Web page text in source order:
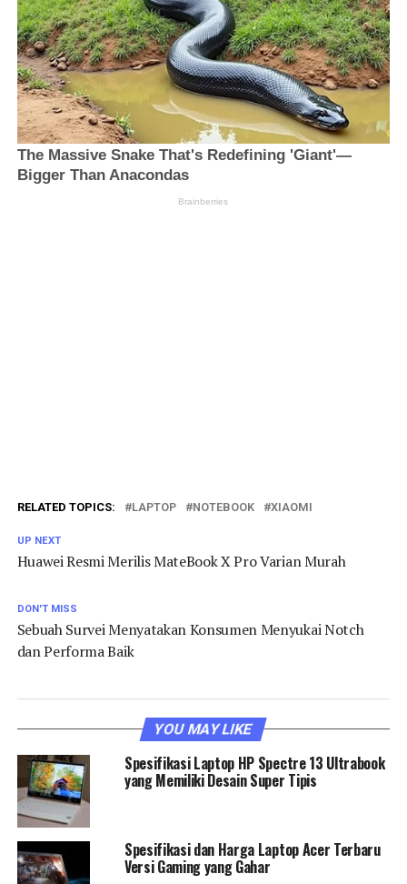
RELATED TOPICS: LAPTOP NOTEBOOK XIAOMI
UP NEXT
Huawei Resmi Merilis MateBook X Pro Varian Murah
DON'T MISS
Sebuah Survei Menyatakan Konsumen Menyukai Notch
dan Performa Baik
YOU MAY LIKE
Spesifikasi Laptop HP Spectre 13 Ultrabook
yang Memiliki Desain Super Tipis
Spesifikasi dan Harga Laptop Acer Terbaru
Versi Gaming yang Gahar